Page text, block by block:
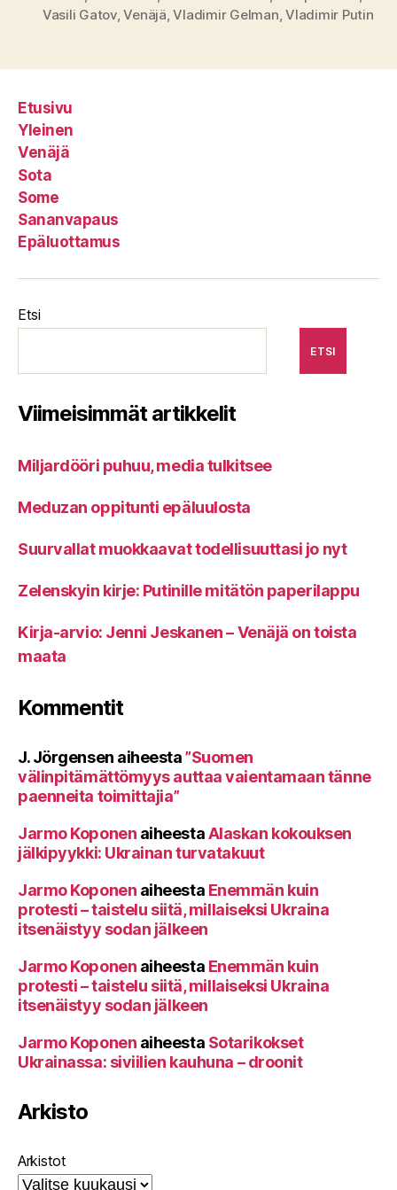
Vasili Gatov,Venäjä ,Vladimir Gelman ,Vladimir Putin
Etusivu
Yleinen
Venäjä
Sota
Some
Sananvapaus
Epäluottamus
Etsi
ETSI
Viimeisimmät artikkelit
Miljardööri puhuu, media tulkitsee
Meduzan oppitunti epäluulosta
Suurvallat muokkaavat todellisuuttasi jo nyt
Zelenskyin kirje: Putinille mitätön paperilappu
Kirja-arvio: Jenni Jeskanen – Venäjä on toista
maata
Kommentit
J. Jörgensen aiheesta”Suomen
välinpitämättömyys auttaa vaientamaan tänne
paenneita toimittajia”
Jarmo Koponen aiheestaAlaskan kokouksen
jälkipyykki: Ukrainan turvatakuut
Jarmo Koponen aiheesta Enemmän kuin
protesti – taistelu siitä, millaiseksi Ukraina
itsenäistyy sodan jälkeen
Jarmo Koponen aiheesta Enemmän kuin
protesti – taistelu siitä, millaiseksi Ukraina
itsenäistyy sodan jälkeen
Jarmo Koponen aiheesta Sotarikokset
Ukrainassa: siviilien kauhuna – droonit
Arkisto
Arkistot